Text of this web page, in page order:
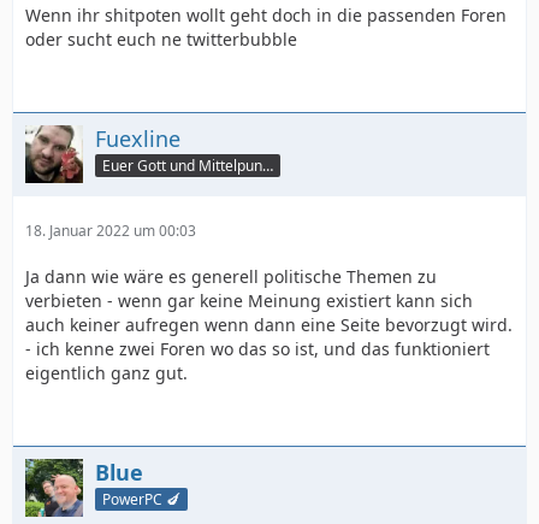
Wenn ihr shitpoten wollt geht doch in die passenden Foren
oder sucht euch ne twitterbubble
Fuexline
Euer Gott und Mittelpunkt
18. Januar 2022 um 00:03
Ja dann wie wäre es generell politische Themen zu
verbieten - wenn gar keine Meinung existiert kann sich
auch keiner aufregen wenn dann eine Seite bevorzugt wird.
- ich kenne zwei Foren wo das so ist, und das funktioniert
eigentlich ganz gut.
Blue
PowerPC 🍆